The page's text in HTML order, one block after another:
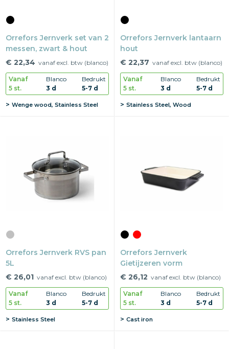
Orrefors Jernverk set van 2
messen, zwart & hout
€ 22,34 vanaf excl. btw (blanco)
Vanaf
5 st.
Blanco
3 d
Bedrukt
5-7 d
Wenge wood, Stainless Steel
Orrefors Jernverk lantaarn
hout
€ 22,37 vanaf excl. btw (blanco)
Vanaf
5 st.
Blanco
3 d
Bedrukt
5-7 d
Stainless Steel, Wood
Orrefors Jernverk RVS pan
5L
€ 26,01 vanaf excl. btw (blanco)
Vanaf
5 st.
Blanco
3 d
Bedrukt
5-7 d
Stainless Steel
Orrefors Jernverk
Gietijzeren vorm
€ 26,12 vanaf excl. btw (blanco)
Vanaf
5 st.
Blanco
3 d
Bedrukt
5-7 d
Cast iron